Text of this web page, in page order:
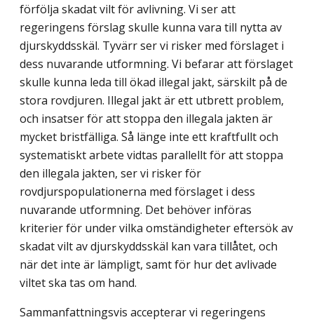
förfölja skadat vilt för avlivning. Vi ser att
regeringens förslag skulle kunna vara till nytta av
djurskyddsskäl. Tyvärr ser vi risker med förslaget i
dess nuvarande utformning. Vi befarar att förslaget
skulle kunna leda till ökad illegal jakt, särskilt på de
stora rovdjuren. Illegal jakt är ett utbrett problem,
och insatser för att stoppa den illegala jakten är
mycket bristfälliga. Så länge inte ett kraftfullt och
systematiskt arbete vidtas parallellt för att stoppa
den illegala jakten, ser vi risker för
rovdjurspopulationerna med förslaget i dess
nuvarande utformning. Det behöver införas
kriterier för under vilka omständigheter eftersök av
skadat vilt av djur­skyddsskäl kan vara tillåtet, och
när det inte är lämpligt, samt för hur det avlivade
viltet ska tas om hand.
Sammanfattningsvis accepterar vi regeringens